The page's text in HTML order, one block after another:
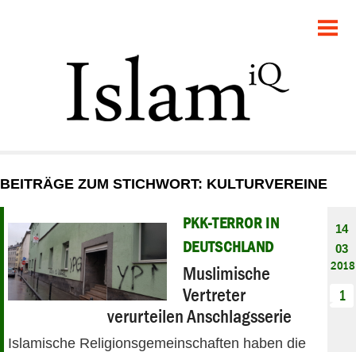
GESELLSCHAFT
STARTSEITE
DEBATTE
PANORAMA
BEITRÄGE ZUM STICHWORT: KULTURVEREINE
PKK-TERROR IN
DEUTSCHLAND
Muslimische
Vertreter
verurteilen Anschlagsserie
Islamische Religionsgemeinschaften haben die
14
03
2018
1